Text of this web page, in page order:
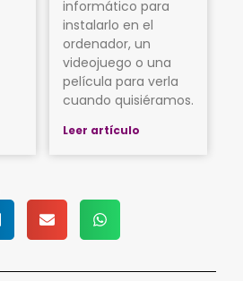
informático para
instalarlo en el
ordenador, un
videojuego o una
película para verla
cuando quisiéramos.
Leer artículo